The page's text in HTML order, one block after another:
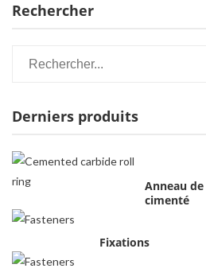
Rechercher
Derniers produits
Anneau
cimenté
Fixations